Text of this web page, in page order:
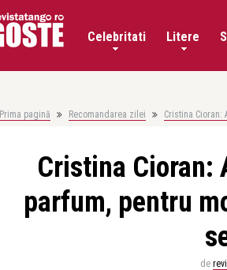
Celebritati Litere
Prima pagină Recomandarea zilei Cristina
Cristina Cioran:
parfum, pentru
de